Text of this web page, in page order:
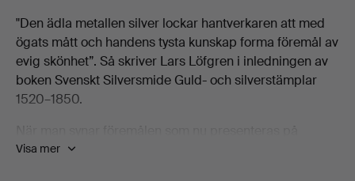
"Den ädla metallen silver lockar hantverkaren att med
ögats mått och handens tysta kunskap forma föremål av
evig skönhet”. Så skriver Lars Löfgren i inledningen av
boken Svenskt Silversmide Guld- och silverstämplar
1520–1850.
Crafoord Auktioner Stockholm förstår man precis vad
Visa mer